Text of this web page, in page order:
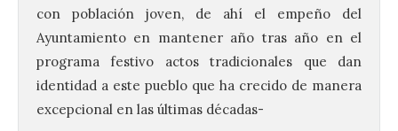
con población joven, de ahí el empeño del
Ayuntamiento en mantener año tras año en el
programa festivo actos tradicionales que dan
identidad a este pueblo que ha crecido de manera
excepcional en las últimas décadas-